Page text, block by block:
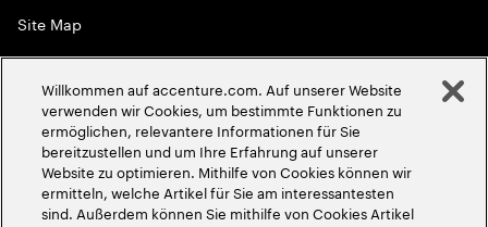
Site Map
Globale Meritokratie
2026Accenture. Alle Rechte vorbehalten
Willkommen auf accenture.com. Auf unserer Website
verwenden wir Cookies, um bestimmte Funktionen zu
ermöglichen, relevantere Informationen für Sie
bereitzustellen und um Ihre Erfahrung auf unserer
Website zu optimieren. Mithilfe von Cookies können wir
ermitteln, welche Artikel für Sie am interessantesten
sind. Außerdem können Sie mithilfe von Cookies Artikel